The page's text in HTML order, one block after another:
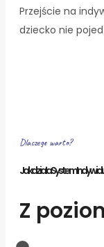
Przejście na
dziecko nie
Dlaczego warto?
Jak działa System
Z